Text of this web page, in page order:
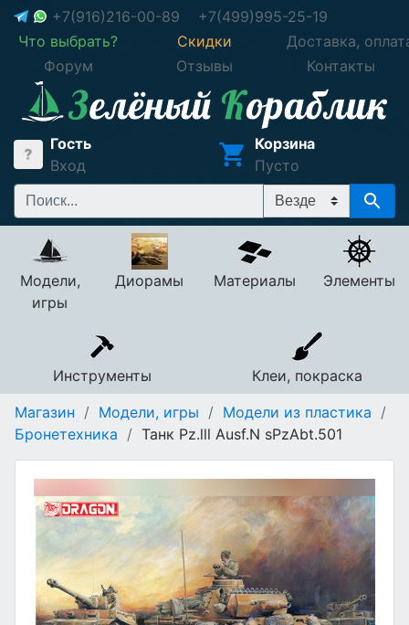
+7(916)216-00-89
+7(499)995-25-19
Что выбрать?
Скидки
Доставка,
Форум
Отзывы Контакты
Гость
Вход
Корзина
Пусто
Модели,
игры
Диорамы Материалы Элементы
Инструменты
Клеи, покраска
Магазин / Модели, игры / Модели из пластика /
Бронетехника / Танк Pz.lll Ausf.N sPzAbt.501